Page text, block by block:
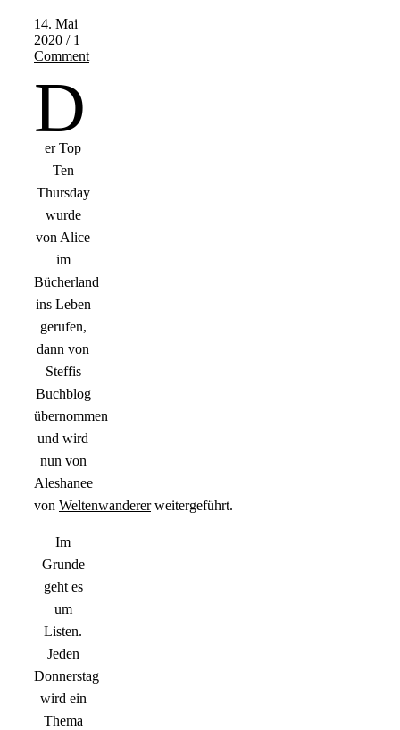
14. Mai
2020 / 1
Comment
D
er Top
Ten
Thursday
wurde
von Alice
im
Bücherland
ins Leben
gerufen,
dann von
Steffis
Buchblog
übernommen
und wird
nun von
Aleshanee
von Weltenwandererweitergeführt.
Im
Grunde
geht es
um
Listen.
Jeden
Donnerstag
wird ein
Thema